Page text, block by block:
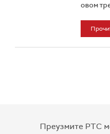
овом
Преузмите РТС